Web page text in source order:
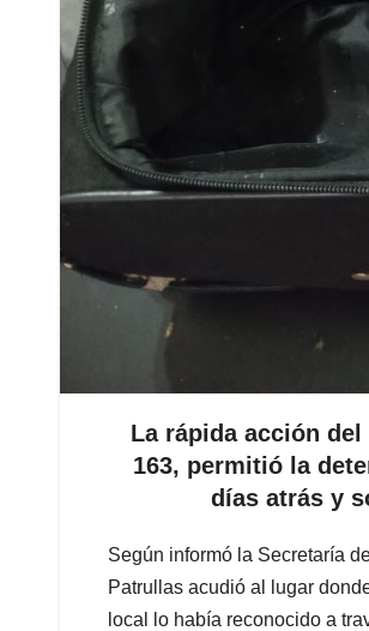
La rápida acción
163, permitió la
días atrás y
Según informó la Secretaría
Patrullas acudió al lugar
local lo había reconocido a